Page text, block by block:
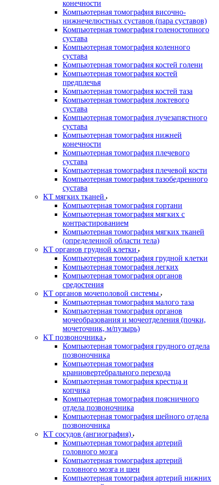
конечности
Компьютерная томография височно-
нижнечелюстных суставов (пара суставов)
Компьютерная томография голеностопного
сустава
Компьютерная томография коленного
сустава
Компьютерная томография костей голени
Компьютерная томография костей
предплечья
Компьютерная томография костей таза
Компьютерная томография локтевого
сустава
Компьютерная томография лучезапястного
сустава
Компьютерная томография нижней
конечности
Компьютерная томография плечевого
сустава
Компьютерная томография плечевой кости
Компьютерная томография тазобедренного
сустава
КТ мягких тканей
Компьютерная томография гортани
Компьютерная томография мягких с
контрастированием
Компьютерная томография мягких тканей
(определенной области тела)
КТ органов грудной клетки
Компьютерная томография грудной клетки
Компьютерная томография легких
Компьютерная томография органов
средостения
КТ органов мочеполовой системы
Компьютерная томография малого таза
Компьютерная томография органов
мочеобразования и мочеотделения (почки,
мочеточник, м/пузырь)
КТ позвоночника
Компьютерная томография грудного отдела
позвоночника
Компьютерная томография
краниовертебрального перехода
Компьютерная томография крестца и
копчика
Компьютерная томография поясничного
отдела позвоночника
Компьютерная томография шейного отдела
позвоночника
КТ сосудов (ангиография)
Компьютерная томография артерий
головного мозга
Компьютерная томография артерий
головного мозга и шеи
Компьютерная томография артерий нижних